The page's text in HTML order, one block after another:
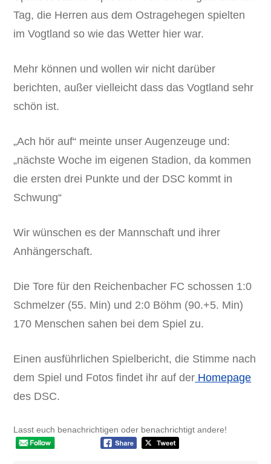
Tag, die Herren aus dem Ostragehegen spielten
im Vogtland so wie das Wetter hier war.
Mehr können und wollen wir nicht darüber
berichten, außer vielleicht dass das Vogtland sehr
schön ist.
„Ach hör auf“ meinte unser Augenzeuge und:
„nächste Woche im eigenen Stadion, da kommen
die ersten drei Punkte und der DSC kommt in
Schwung“
Wir wünschen es der Mannschaft und ihrer
Anhängerschaft.
Die Tore für den Reichenbacher FC schossen 1:0
Schmelzer (55. Min) und 2:0 Böhm (90.+5. Min)
170 Menschen sahen bei dem Spiel zu.
Einen ausführlichen Spielbericht, die Stimme nach
dem Spiel und Fotos findet ihr auf der Homepage
des DSC.
Lasst euch benachrichtigen oder benachrichtigt andere!